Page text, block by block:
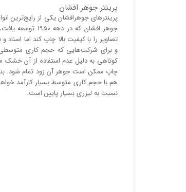
پرینتر جوهر افشان
پرینتر‌های جوهرافشان یکی از رایج‌ترین
جوهر افشان که
تصاویر را با کیفیت بالا چاپ کند اما
و برای شرکت‌هایی که حجم کاری متوسطی
کوتاهی به دلیل عدم استفاده از آن
چاپ ممکن است جوهر آن زود تمام شود.
هم با حجم کاری متوسط بسیار کارآمد
نسبت به لیزری بسیار پایین است.